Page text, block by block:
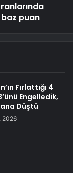
baz puan
Fırlattığı 4
Engelledik,
Düştü
2026